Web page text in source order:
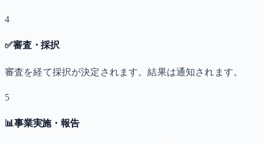
4
✅審査・採択
審査を経て採択が決定されます。結果は通知されます。
5
📊事業実施・報告